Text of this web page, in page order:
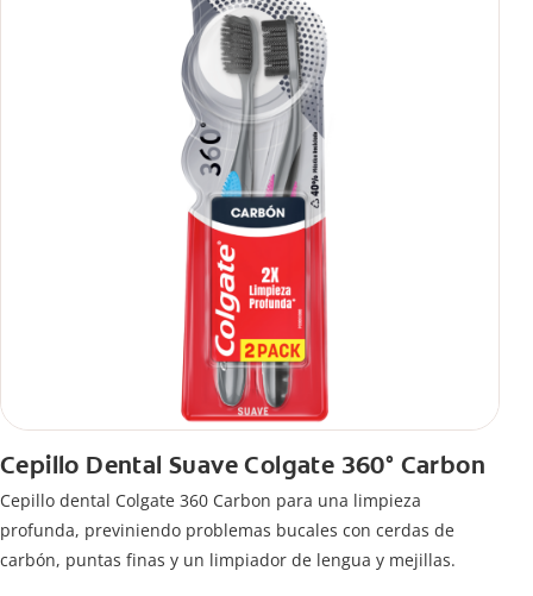
Cepillo Dental Suave Colgate 360° Carbon
Cepillo dental Colgate 360 ​​Carbon para una limpieza
profunda, previniendo problemas bucales con cerdas de
carbón, puntas finas y un limpiador de lengua y mejillas.